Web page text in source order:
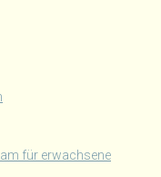
für erwachsene